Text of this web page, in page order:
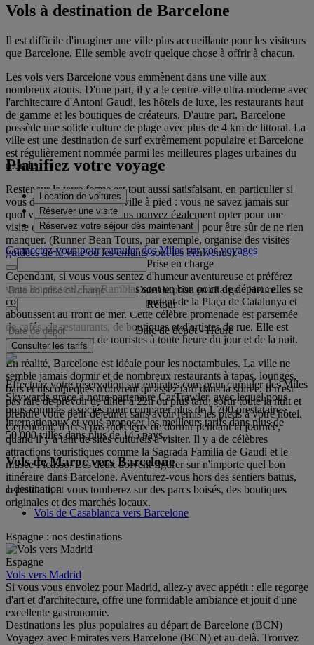
Vols à destination de Barcelone
Il est difficile d'imaginer une ville plus accueillante pour les visiteurs
que Barcelone. Elle semble avoir quelque chose à offrir à chacun.
Les vols vers Barcelone vous emmènent dans une ville aux
nombreux atouts. D'une part, il y a le centre-ville ultra-moderne avec
l'architecture d'Antoni Gaudi, les hôtels de luxe, les restaurants haut
de gamme et les boutiques de créateurs. D'autre part, Barcelone
possède une solide culture de plage avec plus de 4 km de littoral. La
ville est une destination de surf extrêmement populaire et Barcelone
est régulièrement nommée parmi les meilleures plages urbaines du
monde.
Rester sur la terre ferme est tout aussi satisfaisant, en particulier si
vous décidez d'explorer la ville à pied : vous ne savez jamais sur
quoi vous allez tomber. Vous pouvez également opter pour une
visite en compagnie d'un guide officiel juste pour être sûr de ne rien
manquer. (Runner Bean Tours, par exemple, organise des visites
guidées de la ville où les enfants sont les bienvenus).
Cependant, si vous vous sentez d'humeur aventureuse et préférez
vous lancer seul, Las Ramblas sont un bon point de départ : elles se
composent de cinq boulevards, partent de la Plaça de Catalunya et
aboutissent au front de mer. Cette célèbre promenade est parsemée
de cafés, de restaurants, de boutiques et d'artistes de rue. Elle est
remplie de locaux et de touristes à toute heure du jour et de la nuit.
En réalité, Barcelone est idéale pour les noctambules. La ville ne
semble jamais dormir et de nombreux restaurants à tapas, lounges,
bars et discothèques n'ouvrent qu'assez tard dans la soirée. Il n'est
pas rare de prévoir de dîner à 22h ou plus tard, sortir toute la nuit et
prendre votre petit-déjeuner sans avoir remis les pieds à votre hôtel.
Cependant, il n'est pas judicieux de dormir pendant la journée,
quand il y a tant de sites culturels à visiter. Il y a de célèbres
attractions touristiques comme la Sagrada Familia de Gaudi et le
musée Picasso. Les deux doivent figurer sur n'importe quel bon
itinéraire dans Barcelone. Aventurez-vous hors des sentiers battus,
cependant, et vous tomberez sur des parcs boisés, des boutiques
originales et des marchés locaux.
Planifiez votre voyage
Location de voitures
Réserver une visite
Réservez votre séjour dès maintenant
Connectez-vous pour cumuler des Miles sur vos voyages
Prise en charge
Date de prise en charge - Heure
Retour
Date de dépôt - Heure
Consulter les tarifs
Effectuez votre réservation sur emirates.com pour cumuler des Miles
Skywards grâce à notre partenaire CarTrawler, avec lequel nous
nous sommes associés pour comparer plus de 1 700 prestataires
internationaux et vous proposer les meilleurs tarifs dans plus de
50 000 villes dans plus de 145 pays.
Vols de Maroc vers Barcelone
1 destination
Vols de Casablanca vers Barcelone
Espagne : nos destinations
Espagne
Vols vers Madrid
Si vous vous envolez pour Madrid, allez-y avec appétit : elle regorge
d'art et d'architecture, offre une formidable ambiance et jouit d'une
excellente gastronomie.
Destinations les plus populaires au départ de Barcelone (BCN)
Voyagez avec Emirates vers Barcelone (BCN) et au-delà. Trouvez